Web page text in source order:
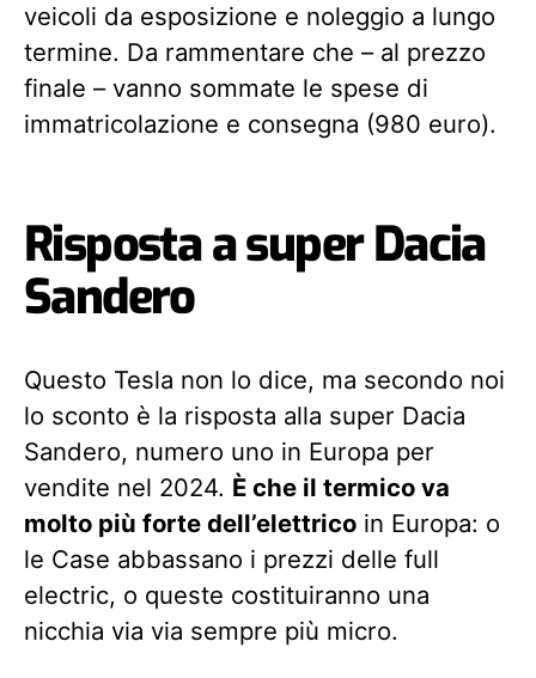
veicoli da esposizione e noleggio a lungo
termine. Da rammentare che – al prezzo
finale – vanno sommate le spese di
immatricolazione e consegna (980 euro).
Risposta a super Dacia
Sandero
Questo Tesla non lo dice, ma secondo noi
lo sconto è la risposta alla super Dacia
Sandero, numero uno in Europa per
vendite nel 2024. È che il termico va
molto più forte dell’elettrico in Europa: o
le Case abbassano i prezzi delle full
electric, o queste costituiranno una
nicchia via via sempre più micro.